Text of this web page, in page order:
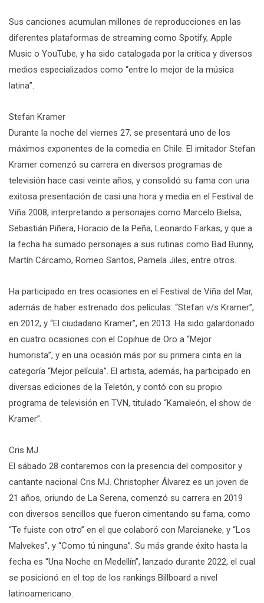
Sus canciones acumulan millones de reproducciones en las
diferentes plataformas de streaming como Spotify, Apple
Music o YouTube, y ha sido catalogada por la crítica y diversos
medios especializados como “entre lo mejor de la música
latina”.
Stefan Kramer
Durante la noche del viernes 27, se presentará uno de los
máximos exponentes de la comedia en Chile. El imitador Stefan
Kramer comenzó su carrera en diversos programas de
televisión hace casi veinte años, y consolidó su fama con una
exitosa presentación de casi una hora y media en el Festival de
Viña 2008, interpretando a personajes como Marcelo Bielsa,
Sebastián Piñera, Horacio de la Peña, Leonardo Farkas, y que a
la fecha ha sumado personajes a sus rutinas como Bad Bunny,
Martín Cárcamo, Romeo Santos, Pamela Jiles, entre otros.
Ha participado en tres ocasiones en el Festival de Viña del Mar,
además de haber estrenado dos películas: “Stefan v/s Kramer”,
en 2012, y “El ciudadano Kramer”, en 2013. Ha sido galardonado
en cuatro ocasiones con el Copihue de Oro a “Mejor
humorista”, y en una ocasión más por su primera cinta en la
categoría “Mejor película”. El artista, además, ha participado en
diversas ediciones de la Teletón, y contó con su propio
programa de televisión en TVN, titulado “Kamaleón, el show de
Kramer”.
Cris MJ
El sábado 28 contaremos con la presencia del compositor y
cantante nacional Cris MJ. Christopher Álvarez es un joven de
21 años, oriundo de La Serena, comenzó su carrera en 2019
con diversos sencillos que fueron cimentando su fama, como
“Te fuiste con otro” en el que colaboró con Marcianeke, y “Los
Malvekes”, y “Como tú ninguna”. Su más grande éxito hasta la
fecha es “Una Noche en Medellín”, lanzado durante 2022, el cual
se posicionó en el top de los rankings Billboard a nivel
latinoamericano.